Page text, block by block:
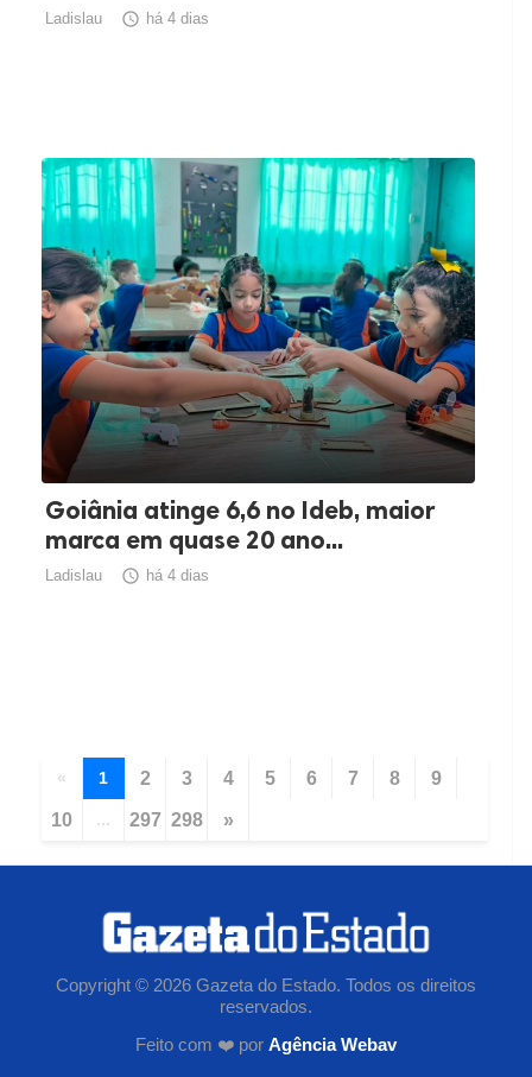
Ladislau  há 4 dias
Goiânia atinge 6,6 no Ideb, maior
marca em quase 20 ano...
Ladislau  há 4 dias
« 1 2 3 4 5 6 7 8 9
10 ... 297 298 »
Copyright © 2026 Gazeta do Estado. Todos os direitos
reservados.
Feito com ❤️ por Agência Webav